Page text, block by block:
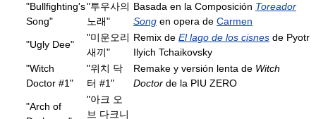
"Bullfighting's
Song"
"투우사의
노래"
Basada en la Composición Toreador
Song en opera de Carmen
"Ugly Dee"
"미운오리
새끼"
Remix de El lago de los cisnes de Pyotr
Ilyich Tchaikovsky
"Witch
Doctor #1"
"위치 닥
터 #1"
Remake y versión lenta de Witch
Doctor de la PIU ZERO
"Arch of
"아크 오
브 다크니